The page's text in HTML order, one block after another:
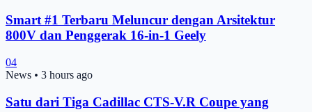
Smart #1 Terbaru Meluncur dengan Arsitektur
800V dan Penggerak 16-in-1 Geely
04
News • 3 hours ago
Satu dari Tiga Cadillac CTS-V.R Coupe yang